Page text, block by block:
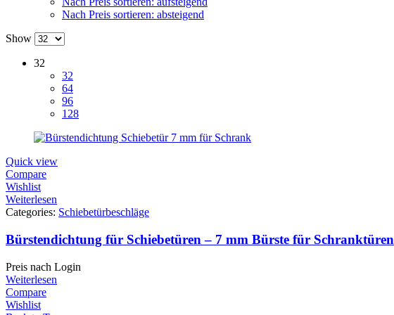
Nach Preis sortieren: absteigend
Show
32
32
64
96
128
Quick view
Compare
Wishlist
Weiterlesen
Categories: Schiebetürbeschläge
Bürstendichtung für Schiebetüren – 7 mm Bürste für Schranktüren
Preis nach Login
Weiterlesen
Compare
Wishlist